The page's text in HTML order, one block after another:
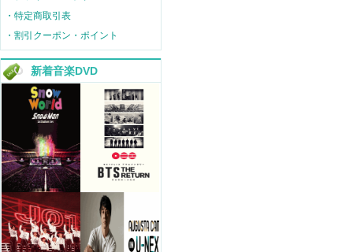
・特定商取引表
・割引クーポン・ポイント
新着音楽DVD